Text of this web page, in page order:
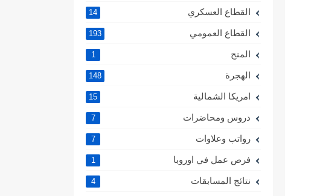
القطاع العسكري 14
القطاع العمومي 193
المنح 1
الهجرة 148
امريكا الشمالية 15
دروس ومحاضرات 7
رواتب وعلاوات 7
فرص عمل في اوروبا 1
نتائج المسابقات 4